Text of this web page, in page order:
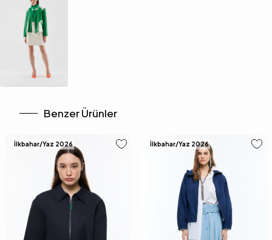
Benzer Ürünler
İlkbahar/Yaz 2026 İlkbahar/Yaz 2026